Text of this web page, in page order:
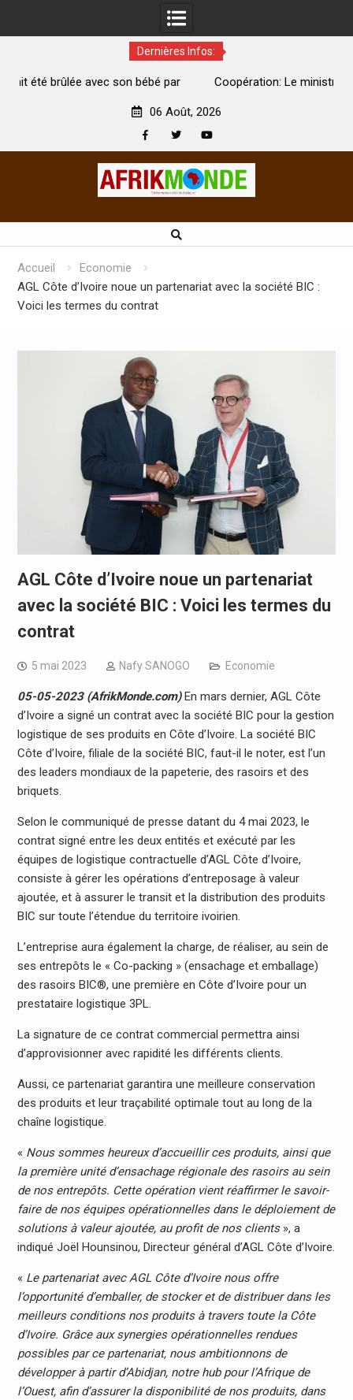
Dernières Infos:
par
Coopération: Le ministre Indien Kirti Vardhan Singh à
06 Août, 2026
Accueil
Economie
AGL Côte d’Ivoire noue un partenariat avec la société BIC :
Voici les termes du contrat
AGL Côte d’Ivoire noue un partenariat
avec la société BIC : Voici les termes du
contrat
5 mai 2023 Nafy SANOGO Economie
05-05-2023 (AfrikMonde.com)En mars dernier, AGL Côte
d’Ivoire a signé un contrat avec la société BIC pour la gestion
logistique de ses produits en Côte d’Ivoire. La société BIC
Côte d’Ivoire, filiale de la société BIC, faut-il le noter, est l’un
des leaders mondiaux de la papeterie, des rasoirs et des
briquets.
Selon le communiqué de presse datant du 4 mai 2023, le
contrat signé entre les deux entités et exécuté par les
équipes de logistique contractuelle d’AGL Côte d’Ivoire,
consiste à gérer les opérations d’entreposage à valeur
ajoutée, et à assurer le transit et la distribution des produits
BIC sur toute l’étendue du territoire ivoirien.
L’entreprise aura également la charge, de réaliser, au sein de
ses entrepôts le « Co-packing » (ensachage et emballage)
des rasoirs BIC®, une première en Côte d’Ivoire pour un
prestataire logistique 3PL.
La signature de ce contrat commercial permettra ainsi
d’approvisionner avec rapidité les différents clients.
Aussi, ce partenariat garantira une meilleure conservation
des produits et leur traçabilité optimale tout au long de la
chaîne logistique.
« Nous sommes heureux d’accueillir ces produits, ainsi que
la première unité d’ensachage régionale des rasoirs au sein
de nos entrepôts. Cette opération vient réaffirmer le savoir-
faire de nos équipes opérationnelles dans le déploiement de
solutions à valeur ajoutée, au profit de nos clients», a
indiqué Joël Hounsinou, Directeur général d’AGL Côte d’Ivoire.
« Le partenariat avec AGL Côte d’Ivoire nous offre
l’opportunité d’emballer, de stocker et de distribuer dans les
meilleurs conditions nos produits à travers toute la Côte
d’Ivoire. Grâce aux synergies opérationnelles rendues
possibles par ce partenariat, nous ambitionnons de
développer à partir d’Abidjan, notre hub pour l’Afrique de
l’Ouest, afin d’assurer la disponibilité de nos produits, dans